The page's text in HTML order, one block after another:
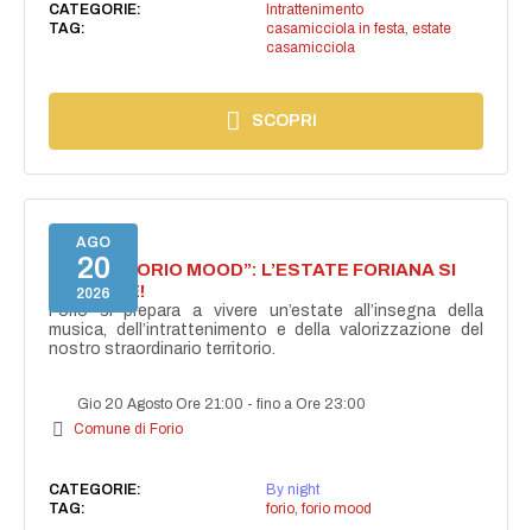
CATEGORIE:
Intrattenimento
TAG:
casamicciola in festa, estate
casamicciola
SCOPRI
AGO
20
2026
NASCE “FORIO MOOD”: L’ESTATE FORIANA SI
ACCENDE!
Forio si prepara a vivere un’estate all’insegna della
musica, dell’intrattenimento e della valorizzazione del
nostro straordinario territorio.
Gio 20 Agosto Ore 21:00 -fino a Ore 23:00
Comune di Forio
CATEGORIE:
By night
TAG:
forio, forio mood